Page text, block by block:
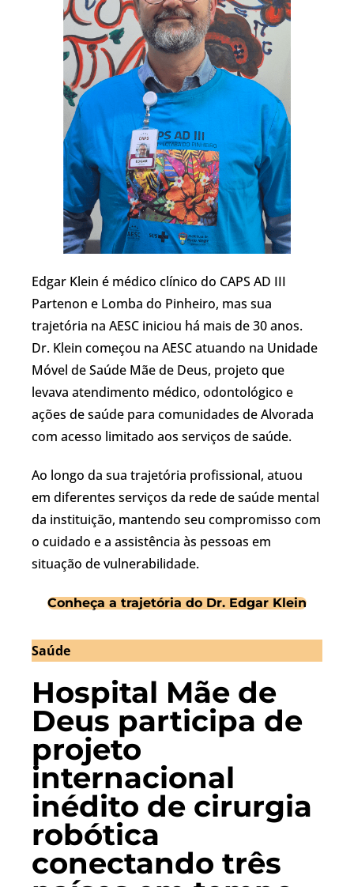
Edgar Klein é médico clínico do CAPS AD III
Partenon e Lomba do Pinheiro, mas sua
trajetória na AESC iniciou há mais de 30 anos.
Dr. Klein começou na AESC atuando na Unidade
Móvel de Saúde Mãe de Deus, projeto que
levava atendimento médico, odontológico e
ações de saúde para comunidades de Alvorada
com acesso limitado aos serviços de saúde.
Ao longo da sua trajetória profissional, atuou
em diferentes serviços da rede de saúde mental
da instituição, mantendo seu compromisso com
o cuidado e a assistência às pessoas em
situação de vulnerabilidade.
Conheça a trajetória do Dr. Edgar Klein
Saúde
Hospital Mãe de
Deus participa de
projeto
internacional
inédito de cirurgia
robótica
conectando três